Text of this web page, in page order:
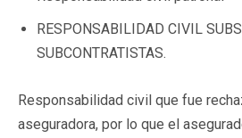
RESPONSABILIDAD CIVIL
SUBCONTRATISTAS.
Responsabilidad civil que fue
aseguradora, por lo que el